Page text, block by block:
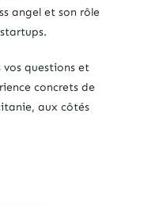
angel et son rôle
vos questions et
concrets de
aux côtés